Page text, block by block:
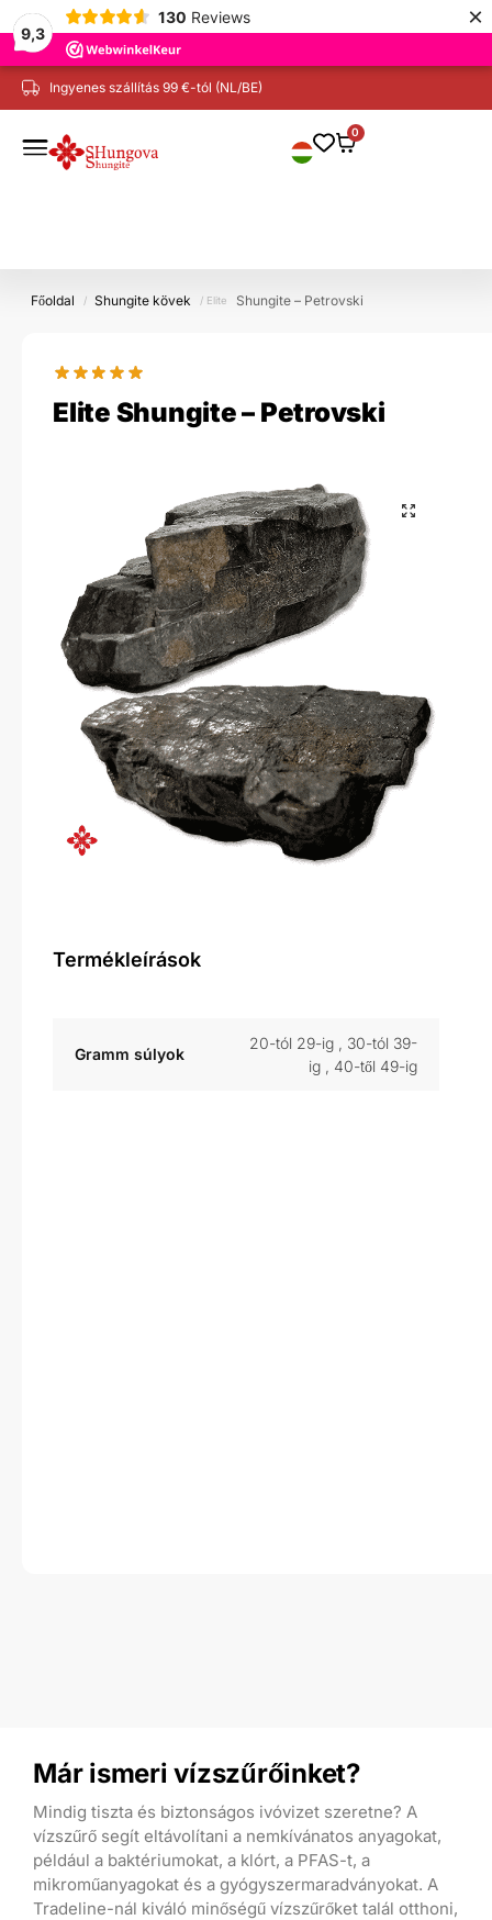
9,3
130 Reviews ×
Ingyenes szállítás 99 €-tól (NL/BE)
Biztonságos fizetés iDeal, hitelkártya, stb.
0
Főoldal / Shungite kövek / Elite Shungite – Petrovski
Elite Shungite – Petrovski
Termékleírások
Gramm súlyok
20-tól 29-ig
30-tól 39-
ig
40-től 49-ig
Már ismeri vízszűrőinket?
Mindig tiszta és biztonságos ivóvizet szeretne? A
vízszűrő segít eltávolítani a nemkívánatos anyagokat,
például a baktériumokat, a klórt, a PFAS-t, a
mikroműanyagokat és a gyógyszermaradványokat. A
Tradeline-nál kiváló minőségű vízszűrőket talál otthoni,